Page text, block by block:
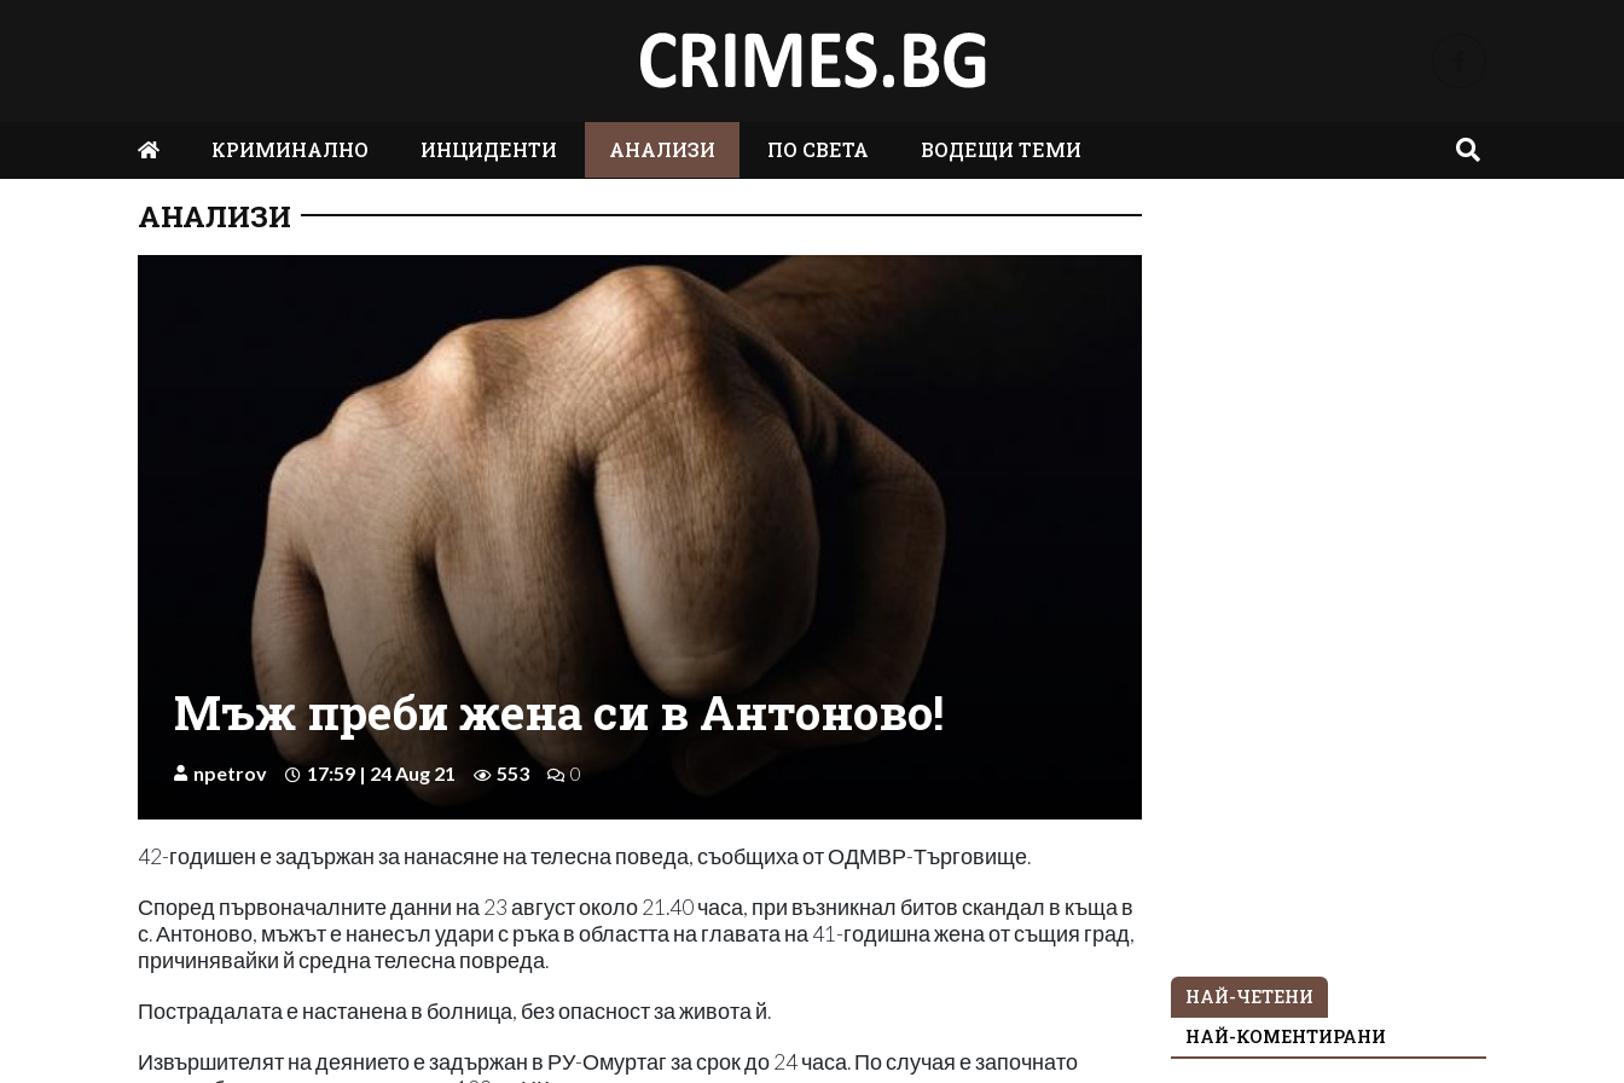
КРИМИНАЛНО ИНЦИДЕНТИ АНАЛИЗИ ПО СВЕТА ВОДЕЩИ ТЕМИ
АНАЛИЗИ
Мъж преби жена си в Антоново!
npetrov 17:59 | 24 Aug 21 553 0
42-годишен е задържан за нанасяне на телесна поведа, съобщиха от ОДМВР-Търговище.
Според първоначалните данни на 23 август около 21.40 часа, при възникнал битов скандал в къща в
с. Антоново, мъжът е нанесъл удари с ръка в областта на главата на 41-годишна жена от същия град,
причинявайки й средна телесна повреда.
Пострадалата е настанена в болница, без опасност за живота й.
Извършителят на деянието е задържан в РУ-Омуртаг за срок до 24 часа. По случая е започнато
НАЙ-ЧЕТЕНИ
НАЙ-КОМЕНТИРАНИ